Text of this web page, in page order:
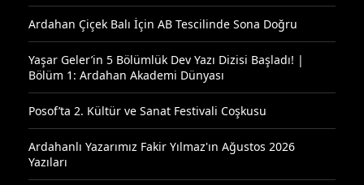
Ardahan Çiçek Balı İçin AB Tescilinde Sona Doğru
Yaşar Geler’in 5 Bölümlük Dev Yazı Dizisi Başladı! |
Bölüm 1: Ardahan Akademi Dünyası
Posof’ta 2. Kültür ve Sanat Festivali Coşkusu
Ardahanlı Yazarımız Fakir Yılmaz'ın Ağustos 2026
Yazıları